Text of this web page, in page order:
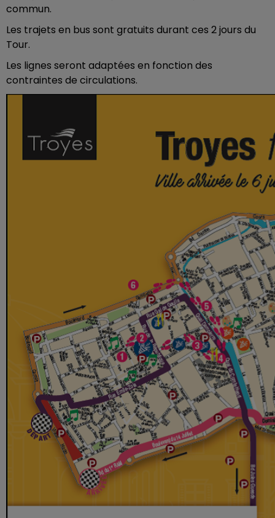
commun.
Les trajets en bus sont gratuits durant ces 2 jours du
Tour.
Les lignes seront adaptées en fonction des
contraintes de circulations.